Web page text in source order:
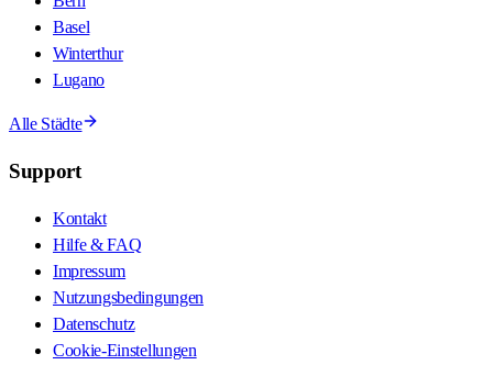
Basel
Winterthur
Lugano
Alle Städte
Support
Kontakt
Hilfe & FAQ
Impressum
Nutzungsbedingungen
Datenschutz
Cookie-Einstellungen